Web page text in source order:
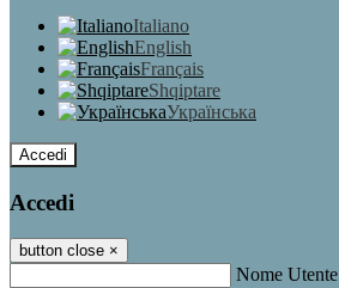
Italiano
English
Français
Shqiptare
Українська
Accedi
Accedi
button close ×
Nome Utente